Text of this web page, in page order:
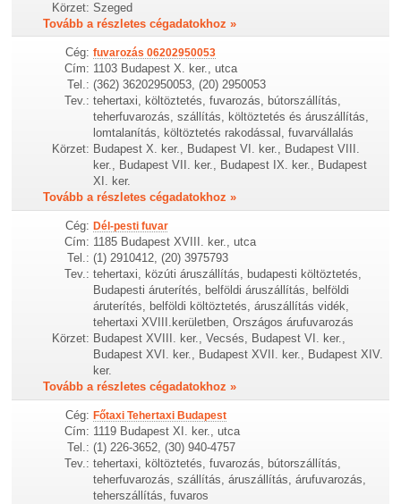
Körzet: Szeged
Tovább a részletes cégadatokhoz »
Cég: fuvarozás 06202950053
Cím: 1103 Budapest X. ker., utca
Tel.: (362) 36202950053, (20) 2950053
Tev.: tehertaxi, költöztetés, fuvarozás, bútorszállítás,
teherfuvarozás, szállítás, költöztetés és áruszállítás,
lomtalanítás, költöztetés rakodással, fuvarvállalás
Körzet: Budapest X. ker., Budapest VI. ker., Budapest VIII.
ker., Budapest VII. ker., Budapest IX. ker., Budapest
XI. ker.
Tovább a részletes cégadatokhoz »
Cég: Dél-pesti fuvar
Cím: 1185 Budapest XVIII. ker., utca
Tel.: (1) 2910412, (20) 3975793
Tev.: tehertaxi, közúti áruszállítás, budapesti költöztetés,
Budapesti áruterítés, belföldi áruszállítás, belföldi
áruterítés, belföldi költöztetés, áruszállítás vidék,
tehertaxi XVIII.kerületben, Országos árufuvarozás
Körzet: Budapest XVIII. ker., Vecsés, Budapest VI. ker.,
Budapest XVI. ker., Budapest XVII. ker., Budapest XIV.
ker.
Tovább a részletes cégadatokhoz »
Cég: Főtaxi Tehertaxi Budapest
Cím: 1119 Budapest XI. ker., utca
Tel.: (1) 226-3652, (30) 940-4757
Tev.: tehertaxi, költöztetés, fuvarozás, bútorszállítás,
teherfuvarozás, szállítás, áruszállítás, árufuvarozás,
teherszállítás, fuvaros